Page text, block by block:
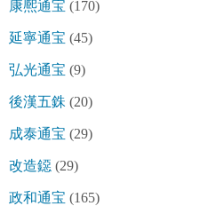
康熈通宝 (170)
延寧通宝 (45)
弘光通宝 (9)
後漢五銖 (20)
成泰通宝 (29)
改造鐚 (29)
政和通宝 (165)